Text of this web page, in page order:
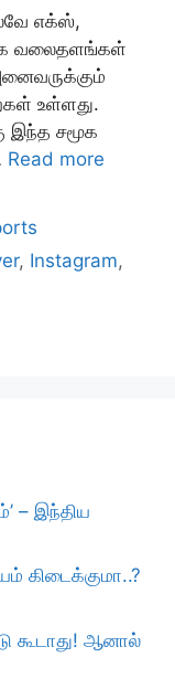
எக்ஸ்,
வலைதளங்கள்
உள்ளது.
இந்த சமூக
Read more
, Instagram,
– இந்திய
கிடைக்குமா..?
கூடாது! ஆனால்